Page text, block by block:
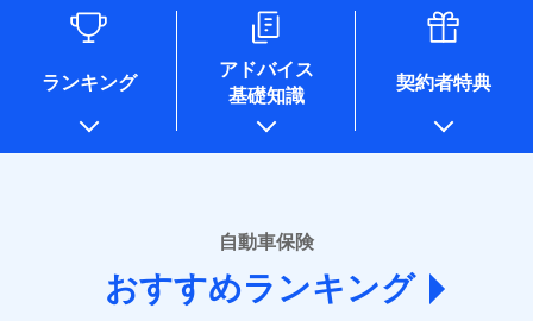
るために利用させていただくことがあります。）
各種セミナーの開催のため
コンサルティングサービスの実施のため
アンケートやキャンペーン等の実施のため
上記に係る案内・手続き・管理等付帯業務を行うため
* 当社が委託を受けている保険会社の情報は、保険会社のホ
ームページに掲載しておりますので、ご確認ください。
あいおいニッセイ同和損害保険株式会社
(https://www.aioinissaydowa.co.jp/)
アクサ損害保険株式会社 (https://www.axa-
direct.co.jp/)
ランキング
アドバイス
基礎知識
契約者特典
自動車保険
おすすめランキング